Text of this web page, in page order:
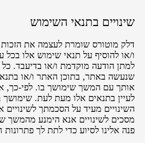
שינויים בתנאי השימוש
דלק מוטורס שומרת לעצמה את הזכות
ו/או להוסיף על תנאי שימוש אלו בכל
למתן הודעה מוקדמת ו/או בדיעבד. כל
שנעשה באתר, בתוכן האתר ו/או בתנאים
אותך עם המשך שימושך בו. לפי-כך,
לעיין בתנאים אלו מעת לעת. שימושך
השינויים מעיד על הסכמתך לשינויים
מסכים לשינויים אנא הימנע מהמשך
פנה אלינו לסיוע כדי לתת לך פתרונות